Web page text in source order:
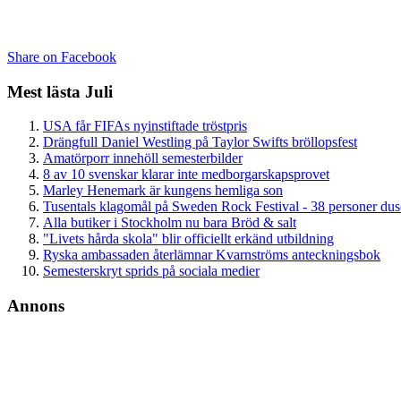
Share on Facebook
Mest lästa Juli
USA får FIFAs nyinstiftade tröstpris
Drängfull Daniel Westling på Taylor Swifts bröllopsfest
Amatörporr innehöll semesterbilder
8 av 10 svenskar klarar inte medborgarskapsprovet
Marley Henemark är kungens hemliga son
Tusentals klagomål på Sweden Rock Festival - 38 personer
Alla butiker i Stockholm nu bara Bröd & salt
"Livets hårda skola" blir officiellt erkänd utbildning
Ryska ambassaden återlämnar Kvarnströms anteckningsbok
Semesterskryt sprids på sociala medier
Annons